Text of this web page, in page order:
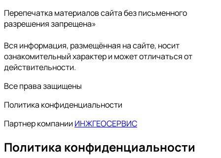
Перепечатка материалов сайта без письменного
разрешения запрещена»
Вся информация, размещённая на сайте, носит
ознакомительный характер и может отличаться от
действительности.
Все права защищены
Политика конфиденциальности
Партнер компании ИНЖГЕОСЕРВИС
Политика конфиденциальности